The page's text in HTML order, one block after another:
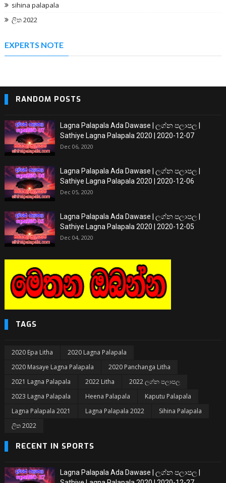
sihina palapala
ලිත 2022
EXPERTS NOTE
RANDOM POSTS
Lagna Palapala Ada Dawase | ලග්න පලාපල |
Sathiye Lagna Palapala 2020 | 2020-12-07
Dec 06, 2020
Lagna Palapala Ada Dawase | ලග්න පලාපල |
Sathiye Lagna Palapala 2020 | 2020-12-06
Dec 05, 2020
Lagna Palapala Ada Dawase | ලග්න පලාපල |
Sathiye Lagna Palapala 2020 | 2020-12-05
Dec 04, 2020
TAGS
2020 Epa Litha
2020 Lagna Palapala
2020 Masaye Lagna Palapala
2020 Panchanga Litha
2021 Lagna Palapala
2022 Litha
2022 ලග්න පලාපල
2023 Lagna Palapala
Heena Palapala
Kaputu Palapala
Lagna Palapala 2021
Lagna Palapala 2022
Sihina Palapala
ලිත 2022
RECENT IN SPORTS
Lagna Palapala Ada Dawase | ලග්න පලාපල |